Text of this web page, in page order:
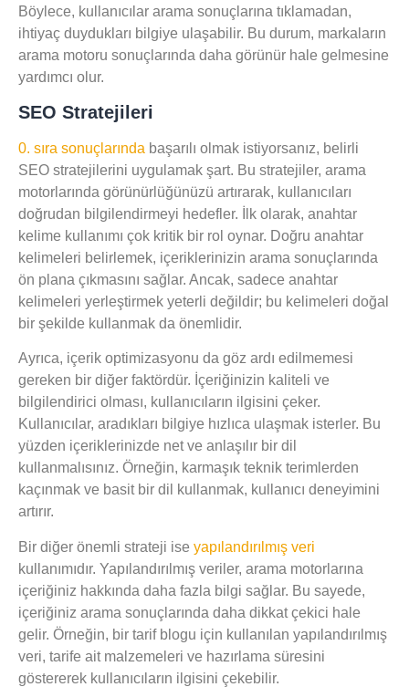
Böylece, kullanıcılar arama sonuçlarına tıklamadan,
ihtiyaç duydukları bilgiye ulaşabilir. Bu durum, markaların
arama motoru sonuçlarında daha görünür hale gelmesine
yardımcı olur.
SEO Stratejileri
0. sıra sonuçlarında başarılı olmak istiyorsanız, belirli
SEO stratejilerini uygulamak şart. Bu stratejiler, arama
motorlarında görünürlüğünüzü artırarak, kullanıcıları
doğrudan bilgilendirmeyi hedefler. İlk olarak, anahtar
kelime kullanımı çok kritik bir rol oynar. Doğru anahtar
kelimeleri belirlemek, içeriklerinizin arama sonuçlarında
ön plana çıkmasını sağlar. Ancak, sadece anahtar
kelimeleri yerleştirmek yeterli değildir; bu kelimeleri doğal
bir şekilde kullanmak da önemlidir.
Ayrıca, içerik optimizasyonu da göz ardı edilmemesi
gereken bir diğer faktördür. İçeriğinizin kaliteli ve
bilgilendirici olması, kullanıcıların ilgisini çeker.
Kullanıcılar, aradıkları bilgiye hızlıca ulaşmak isterler. Bu
yüzden içeriklerinizde net ve anlaşılır bir dil
kullanmalısınız. Örneğin, karmaşık teknik terimlerden
kaçınmak ve basit bir dil kullanmak, kullanıcı deneyimini
artırır.
Bir diğer önemli strateji ise yapılandırılmış veri
kullanımıdır. Yapılandırılmış veriler, arama motorlarına
içeriğiniz hakkında daha fazla bilgi sağlar. Bu sayede,
içeriğiniz arama sonuçlarında daha dikkat çekici hale
gelir. Örneğin, bir tarif blogu için kullanılan yapılandırılmış
veri, tarife ait malzemeleri ve hazırlama süresini
göstererek kullanıcıların ilgisini çekebilir.